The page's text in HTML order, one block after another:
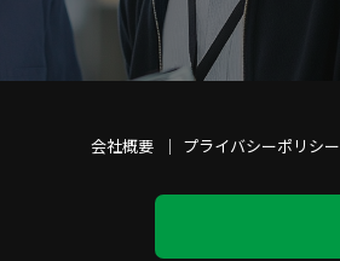
会社概要 プライバシーポリシー